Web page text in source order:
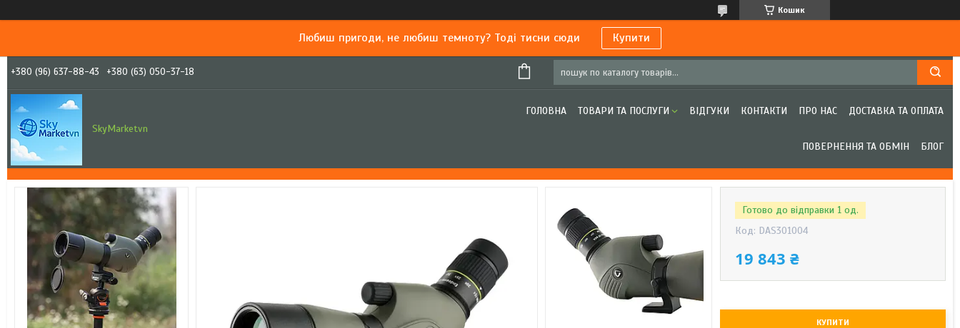
Кошик
Любиш пригоди, не любиш темноту? Тоді тисни сюди Купити
+380 (96) 637-88-43 +380 (63) 050-37-18
SkyMarketvn
ГОЛОВНА ТОВАРИ ТА ПОСЛУГИ ВІДГУКИ КОНТАКТИ ПРО НАС ДОСТАВКА ТА ОПЛАТА
ПОВЕРНЕННЯ ТА ОБМІН БЛОГ
Готово до відправки 1 од.
Код: DAS301004
19 843 ₴
КУПИТИ